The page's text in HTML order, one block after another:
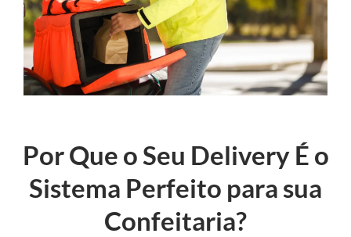
Por Que o Seu Delivery É o
Sistema Perfeito para sua
Confeitaria?